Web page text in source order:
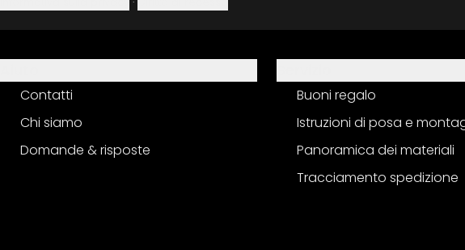
Contatti
Chi siamo
Domande & risposte
Buoni regalo
Istruzioni di posa e
Panoramica dei materiali
Tracciamento spedizione